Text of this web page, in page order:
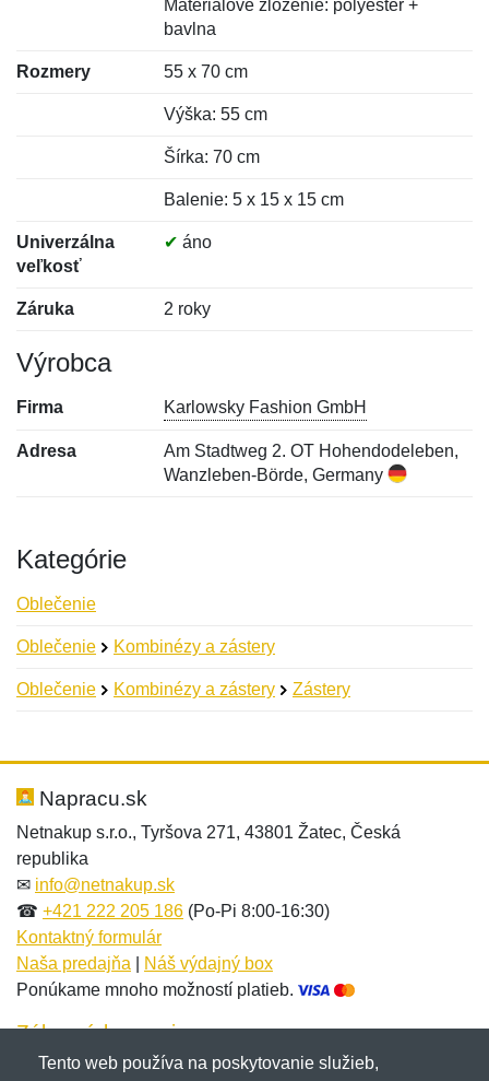
Materiálové zloženie: polyester +
bavlna
Rozmery 55 x 70 cm
Výška: 55 cm
Šírka: 70 cm
Balenie: 5 x 15 x 15 cm
Univerzálna
veľkosť
✔ áno
Záruka 2 roky
Výrobca
Firma Karlowsky Fashion GmbH
Adresa
Am Stadtweg 2. OT Hohendodeleben,
Wanzleben-Börde, Germany
Kategórie
Oblečenie
Oblečenie Kombinézy a zástery
Oblečenie Kombinézy a zástery Zástery
Hodnotenie:
Meno:*
E-mail:
Meno:
E-mail:*
Správa*
Napracu.sk
Netnakup s.r.o., Tyršova 271, 43801 Žatec, Česká
republika
✉ info@netnakup.sk
☎ +421 222 205 186 (Po-Pi 8:00-16:30)
Kontaktný formulár
Naša predajňa
Náš výdajný box
Ponúkame mnoho možností platieb.
Zákaznícky servis
Novinky emailom
Tento web používa na poskytovanie služieb,